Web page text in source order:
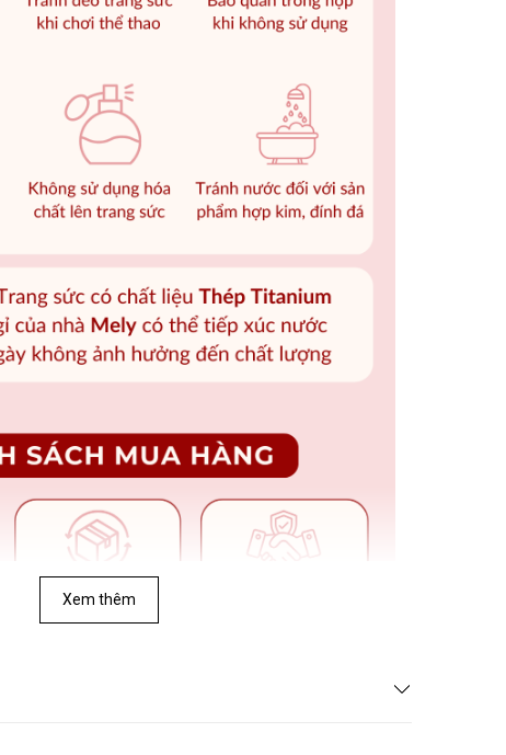
Xem thêm